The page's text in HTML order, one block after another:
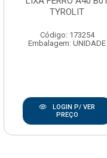
TYROLIT
Código: 173254
Embalagem: UNIDADE
LOGIN P/ VER
PREÇO